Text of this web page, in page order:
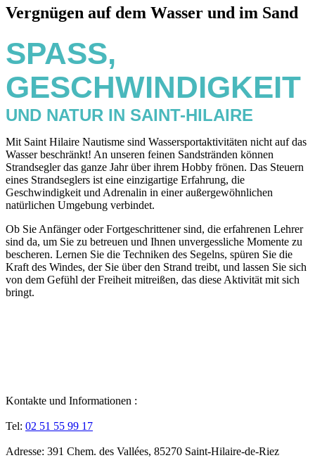
Vergnügen auf dem Wasser und im Sand
SPASS, G
ESCHWINDIGKEIT
UND NATUR IN SAINT-HILAIRE
Mit Saint Hilaire Nautisme sind Wassersportaktivitäten nicht auf das
Wasser beschränkt! An unseren feinen Sandstränden können
Strandsegler das ganze Jahr über ihrem Hobby frönen. Das Steuern
eines Strandseglers ist eine einzigartige Erfahrung, die
Geschwindigkeit und Adrenalin in einer außergewöhnlichen
natürlichen Umgebung verbindet.
Ob Sie Anfänger oder Fortgeschrittener sind, die erfahrenen Lehrer
sind da, um Sie zu betreuen und Ihnen unvergessliche Momente zu
bescheren. Lernen Sie die Techniken des Segelns, spüren Sie die
Kraft des Windes, der Sie über den Strand treibt, und lassen Sie sich
von dem Gefühl der Freiheit mitreißen, das diese Aktivität mit sich
bringt.
Kontakte und Informationen :
Tel: 02 51 55 99 17
Adresse: 391 Chem. des Vallées, 85270 Saint-Hilaire-de-Riez